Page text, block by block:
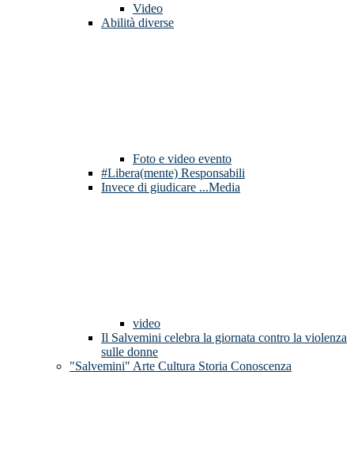
Video
Abilità diverse
Foto e video evento
#Libera(mente) Responsabili
Invece di giudicare ...Media
video
Il Salvemini celebra la giornata contro la violenza
sulle donne
"Salvemini" Arte Cultura Storia Conoscenza